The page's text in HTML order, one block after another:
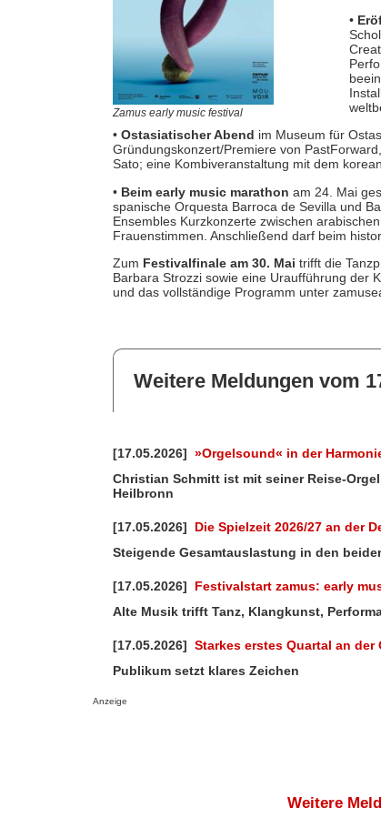
Zamus early music festival
•
• Ostasiatischer Abend im Museum für
Gründungskonzert/Premiere von
Sato; eine Kombiveranstaltung mit dem
• Beim early music marathon am 24. Mai
spanische Orquesta Barroca de Sevilla und
Ensembles Kurzkonzerte zwischen
Frauenstimmen. Anschließend darf beim
Zum Festivalfinale am 30. Mai trifft die
Barbara Strozzi sowie eine Uraufführung der
und das vollständige Programm unter
Weitere Meldungen vom
[17.05.2026] »Orgelsound« in der
Christian Schmitt ist mit seiner Reise-
Heilbronn
[17.05.2026]
Die Spielzeit 2026/27 an der
Steigende Gesamtauslastung in den
[17.05.2026]
Festivalstart zamus: early
Alte Musik trifft Tanz, Klangkunst,
[17.05.2026] Starkes erstes Quartal an der
Publikum setzt klares Zeichen
Anzeige
Weitere